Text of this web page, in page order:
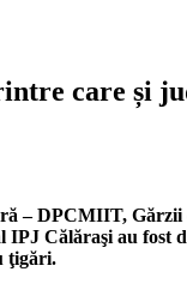
care și
– DPCMIIT,
Călăraşi au fost
ţigări.